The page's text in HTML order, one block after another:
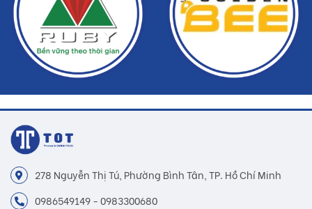
278 Nguyễn Thị Tú, Phường Bình Tân, TP. Hồ Chí Minh
0986549149 - 0983300680